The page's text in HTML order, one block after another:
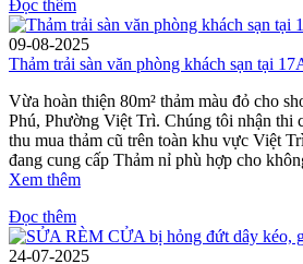
Đọc thêm
09-08-2025
Thảm trải sàn văn phòng khách sạn tại
Vừa hoàn thiện 80m² thảm màu đỏ cho
Phú, Phường Việt Trì. Chúng tôi nhận thi
thu mua thảm cũ trên toàn khu vực Việt
đang cung cấp Thảm nỉ phù hợp cho
Xem thêm
Đọc thêm
24-07-2025